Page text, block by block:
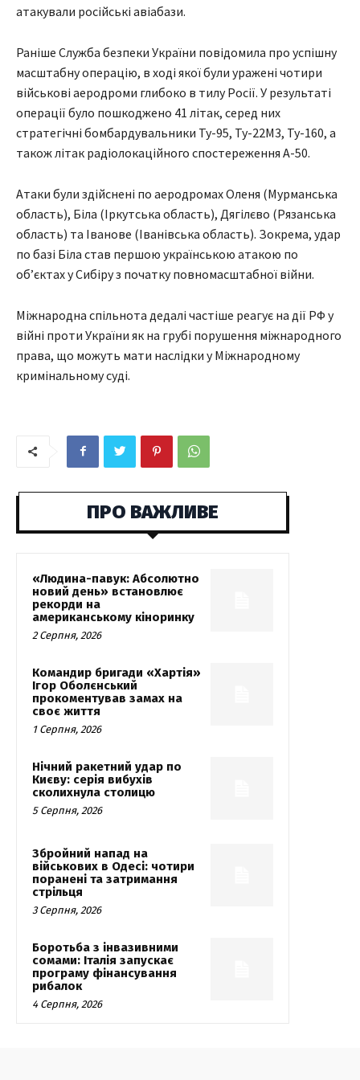
атакували російські авіабази.
Раніше Служба безпеки України повідомила про успішну
масштабну операцію, в ході якої були уражені чотири
військові аеродроми глибоко в тилу Росії. У результаті
операції було пошкоджено 41 літак, серед них
стратегічні бомбардувальники Ту-95, Ту-22М3, Ту-160, а
також літак радіолокаційного спостереження А-50.
Атаки були здійснені по аеродромах Оленя (Мурманська
область), Біла (Іркутська область), Дягілєво (Рязанська
область) та Іванове (Іванівська область). Зокрема, удар
по базі Біла став першою українською атакою по
об’єктах у Сибіру з початку повномасштабної війни.
Міжнародна спільнота дедалі частіше реагує на дії РФ у
війні проти України як на грубі порушення міжнародного
права, що можуть мати наслідки у Міжнародному
кримінальному суді.
ПРО ВАЖЛИВЕ
«Людина-павук: Абсолютно
новий день» встановлює
рекорди на
американському кіноринку
2 Серпня, 2026
Командир бригади «Хартія»
Ігор Оболєнський
прокоментував замах на
своє життя
1 Серпня, 2026
Нічний ракетний удар по
Києву: серія вибухів
сколихнула столицю
5 Серпня, 2026
Збройний напад на
військових в Одесі: чотири
поранені та затримання
стрільця
3 Серпня, 2026
Боротьба з інвазивними
сомами: Італія запускає
програму фінансування
рибалок
4 Серпня, 2026